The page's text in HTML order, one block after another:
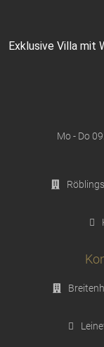
Exklusive Villa mit
Mo - Do